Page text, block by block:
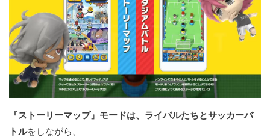
『ストーリーマップ』モードは、ライバルたちとサッカーバ
トルをしながら、